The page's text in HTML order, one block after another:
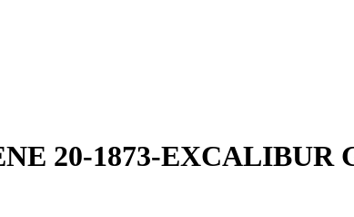
20-1873-EXCALIBUR